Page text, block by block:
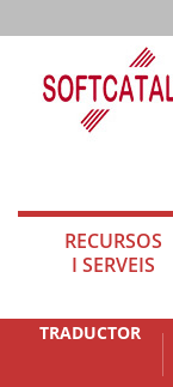
RECURSOS
I SERVEIS
TRADUCTOR